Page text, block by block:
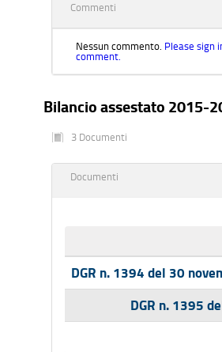
Commenti
Nessun commento. Please sign
comment.
Bilancio assestato 2015-
3 Documenti
Documenti
DGR n. 1394 del 30
DGR n. 1395